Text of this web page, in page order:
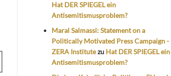
Hat DER SPIEGEL ein
Antisemitismusproblem?
Maral Salmassi: Statement on a
Politically Motivated Press Campaign -
ZERA Institutezu Hat DER SPIEGEL ein
Antisemitismusproblem?